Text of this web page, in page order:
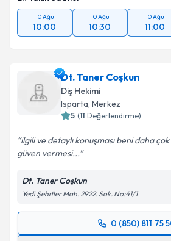
10 Ağu
10:00
10 Ağu
10:30
10 Ağu
11:00
Dt. Taner Coşkun
Diş Hekimi
Isparta, Merkez
5 (11 Değerlendirme)
ilgili ve detaylı konuşması beni daha
güven vermesi...
Dt. Taner Coşkun
Yedi Şehitler Mah. 2922. Sok. No:41/1
0 (850) 811 75
Randevu Takvimi Talebi